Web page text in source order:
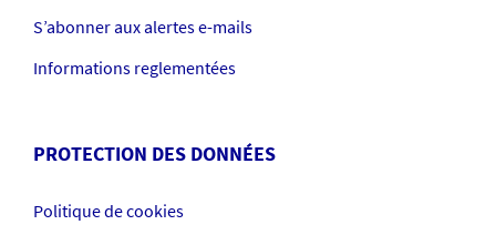
S’abonner aux alertes e-mails
Informations reglementées
PROTECTION DES DONNÉES
Politique de cookies